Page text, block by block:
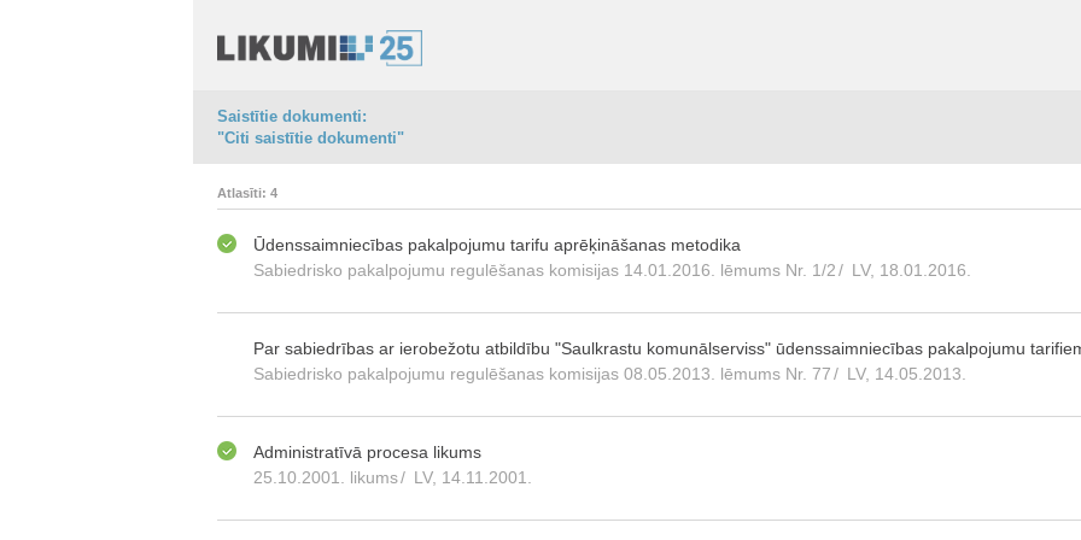
Saistītie dokumenti:
"Citi saistītie dokumenti"
Atlasīti: 4
Ūdenssaimniecības pakalpojumu tarifu aprēķināšanas metodika
Sabiedrisko pakalpojumu regulēšanas komisijas 14.01.2016. lēmums Nr. 1/2/ LV, 18.01.2016.
Par sabiedrības ar ierobežotu atbildību "Saulkrastu komunālserviss" ūdenssaimniecības pakalpojumu
Sabiedrisko pakalpojumu regulēšanas komisijas 08.05.2013. lēmums Nr. 77/ LV, 14.05.2013.
Administratīvā procesa likums
25.10.2001. likums/ LV, 14.11.2001.